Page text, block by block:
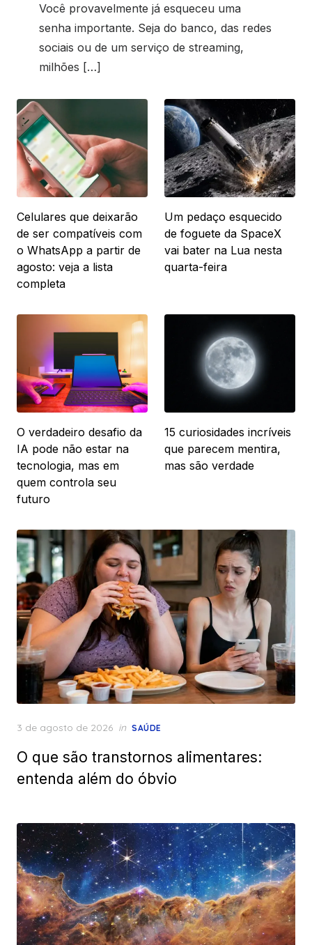
Você provavelmente já esqueceu uma
senha importante. Seja do banco, das redes
sociais ou de um serviço de streaming,
milhões […]
Celulares que deixarão
de ser compatíveis com
o WhatsApp a partir de
agosto: veja a lista
completa
Um pedaço esquecido
de foguete da SpaceX
vai bater na Lua nesta
quarta-feira
O verdadeiro desafio da
IA pode não estar na
tecnologia, mas em
quem controla seu
futuro
15 curiosidades incríveis
que parecem mentira,
mas são verdade
Posted
3 de agosto de 2026 in SAÚDE
O que são transtornos alimentares:
entenda além do óbvio